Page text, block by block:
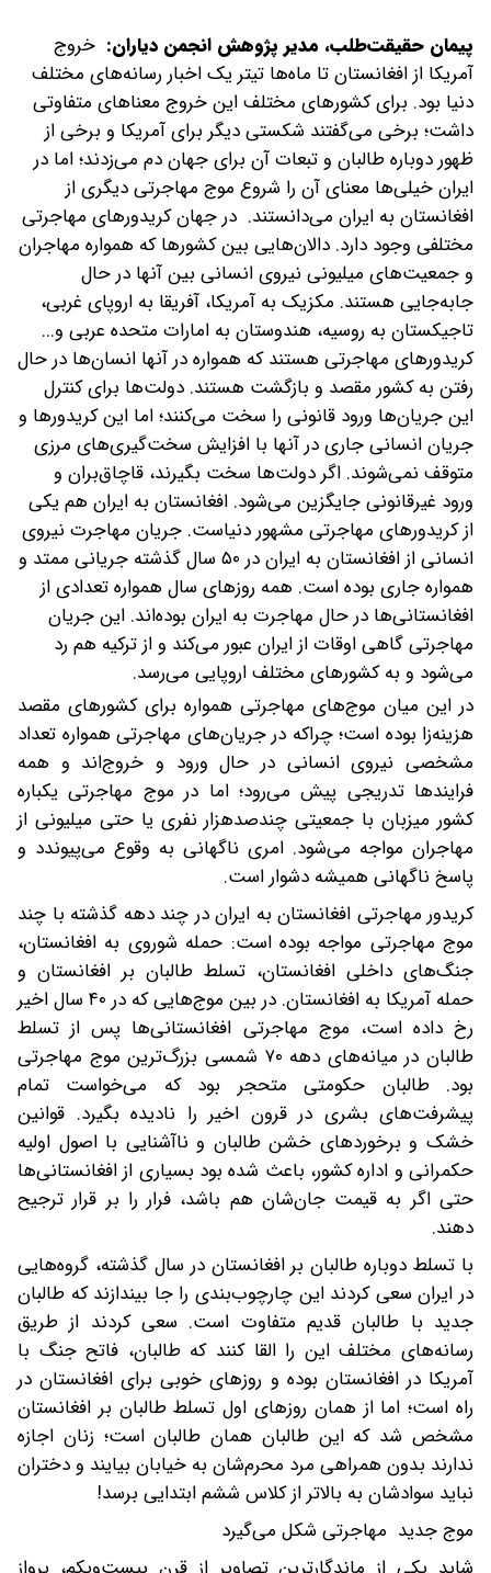
پیمان حقیقت‌طلب، مدیر پژوهش انجمن دیاران: خروج
آمریکا از افغانستان تا ماه‌ها تیتر یک اخبار رسانه‌های مختلف
دنیا بود. برای کشورهای مختلف این خروج معناهای متفاوتی
داشت؛ برخی می‌گفتند شکستی دیگر برای آمریکا و برخی از
ظهور دوباره طالبان و تبعات آن برای جهان دم می‌زدند؛ اما در
ایران خیلی‌ها معنای آن را شروع موج مهاجرتی دیگری از
افغانستان به ایران می‌دانستند. در جهان کریدورهای مهاجرتی
مختلفی وجود دارد. دالان‌هایی بین کشورها که همواره مهاجران
و جمعیت‌های میلیونی نیروی انسانی بین آنها در حال
جابه‌جایی هستند. مکزیک به آمریکا، آفریقا به اروپای غربی،
تاجیکستان به روسیه، هندوستان به امارات متحده عربی و...
کریدورهای مهاجرتی هستند که همواره در آنها انسان‌ها در حال
رفتن به کشور مقصد و بازگشت هستند. دولت‌ها برای کنترل
این جریان‌ها ورود قانونی را سخت می‌کنند؛ اما این کریدورها و
جریان انسانی جاری در آنها با افزایش سخت‌گیری‌های مرزی
متوقف نمی‌شوند. اگر دولت‌ها سخت بگیرند، قاچاق‌بران و
ورود غیرقانونی جایگزین می‌شود. افغانستان به ایران هم یکی
از کریدورهای مهاجرتی مشهور دنیاست. جریان مهاجرت نیروی
انسانی از افغانستان به ایران در ۵۰ سال گذشته جریانی ممتد و
همواره جاری بوده است. همه روزهای سال همواره تعدادی از
افغانستانی‌ها در حال مهاجرت به ایران بوده‌اند. این جریان
مهاجرتی گاهی اوقات از ایران عبور می‌کند و از ترکیه هم رد
می‌شود و به کشورهای مختلف اروپایی می‌رسد.
در ‌این‌ میان موج‌های مهاجرتی همواره برای کشورهای مقصد
هزینه‌زا بوده است؛ چرا‌که در جریان‌های مهاجرتی همواره تعداد
مشخصی نیروی انسانی در حال ورود و خروج‌اند و همه
فرایندها تدریجی پیش می‌رود؛ اما در موج مهاجرتی یکباره
کشور میزبان با جمعیتی چند‌صد‌هزار ‌نفری یا حتی میلیونی از
مهاجران مواجه می‌شود. امری ناگهانی به وقوع می‌پیوندد و
پاسخ ناگهانی همیشه دشوار است.
کریدور مهاجرتی افغانستان به ایران در چند دهه گذشته با چند
موج مهاجرتی مواجه بوده است: حمله شوروی به افغانستان،
جنگ‌های داخلی افغانستان، تسلط طالبان بر افغانستان و
حمله آمریکا به افغانستان. در بین موج‌هایی که در ۴۰ سال اخیر
رخ داده است، موج مهاجرتی افغانستانی‌ها پس از تسلط
طالبان در میانه‌های دهه ۷۰ شمسی بزرگ‌ترین موج مهاجرتی
بود. طالبان حکومتی متحجر بود که می‌خواست تمام
پیشرفت‌های بشری در قرون اخیر را نادیده بگیرد. قوانین
خشک و برخوردهای خشن طالبان و ناآشنایی با اصول اولیه
حکمرانی و اداره کشور، باعث شده بود بسیاری از افغانستانی‌ها
حتی اگر به قیمت جان‌شان هم باشد، فرار را بر قرار ترجیح
دهند.
با تسلط دوباره طالبان بر افغانستان در سال گذشته، گروه‌هایی
در ایران سعی کردند این چارچوب‌بندی را جا بیندازند که طالبان
جدید با طالبان قدیم متفاوت است. سعی کردند از طریق
رسانه‌های مختلف این را القا کنند که طالبان، فاتح جنگ با
آمریکا در افغانستان بوده و روزهای خوبی برای افغانستان در
راه است؛ اما از همان روزهای اول تسلط طالبان بر افغانستان
مشخص شد که این طالبان همان طالبان است؛ زنان اجازه
ندارند بدون همراهی مرد محرم‌شان به خیابان‌ بیایند و دختران
نباید سوادشان به بالاتر از کلاس ششم ابتدایی برسد!
موج جدید مهاجرتی شکل می‌گیرد